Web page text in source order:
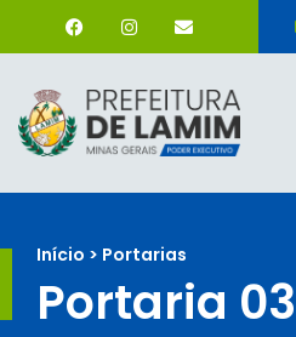
Início > Portarias
Portaria